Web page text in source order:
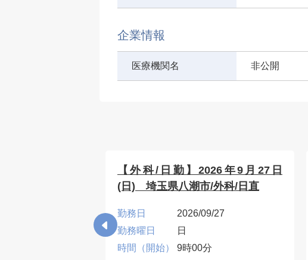
企業情報
医療機関名 非公開
【外科/日勤】2026年9月27日
(日) 埼玉県八潮市/外科/日直
勤務日
2026/09/27
勤務曜日
日
時間（開始）
9時00分